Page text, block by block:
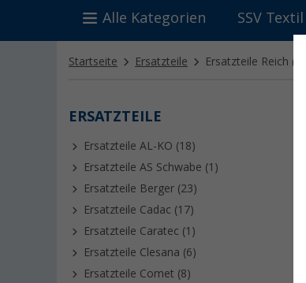
Alle Kategorien SSV Textil
Startseite Ersatzteile Ersatzteile Reich (46)
ERSATZTEILE
Ersatzteile AL-KO (18)
Ersatzteile AS Schwabe (1)
Ersatzteile Berger (23)
Ersatzteile Cadac (17)
Ersatzteile Caratec (1)
Ersatzteile Clesana (6)
Ersatzteile Comet (8)